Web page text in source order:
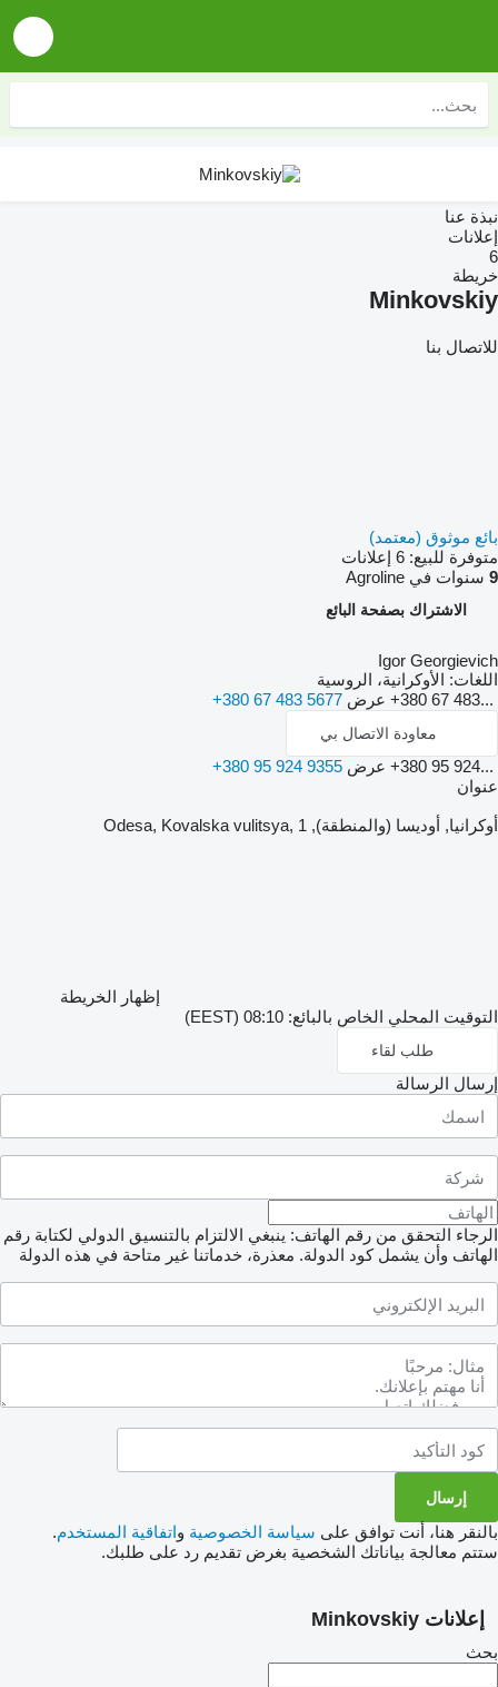
نبذة عنا
إعلانات
6
خريطة
Minkovskiy
للاتصال بنا
بائع موثوق (معتمد)
متوفرة للبيع: 6 إعلانات
9 سنوات في Agroline
الاشتراك بصفحة البائع
Igor Georgievich
اللغات: الأوكرانية، الروسية
+380 67 483... عرض +380 67 483 5677
معاودة الاتصال بي
+380 95 924... عرض +380 95 924 9355
عنوان
أوكرانيا, أوديسا (والمنطقة), Odesa, Kovalska vulitsya, 1
إظهار الخريطة
التوقيت المحلي الخاص بالبائع: 08:10 (EEST)
طلب لقاء
إرسال الرسالة
الرجاء التحقق من رقم الهاتف: ينبغي الالتزام بالتنسيق الدولي لكتابة رقم
الهاتف وأن يشمل كود الدولة. معذرة، خدماتنا غير متاحة في هذه الدولة
بالنقر هنا، أنت توافق على سياسة الخصوصية واتفاقية المستخدم.
ستتم معالجة بياناتك الشخصية بغرض تقديم رد على طلبك.
إعلانات Minkovskiy
بحث